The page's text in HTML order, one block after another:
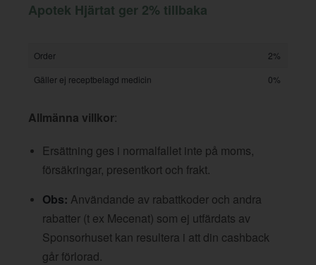
Apotek Hjärtat ger 2% tillbaka
Order
2%
Gäller ej receptbelagd medicin
0%
Allmänna villkor:
Ersättning ges i normalfallet inte på moms,
försäkringar, presentkort och frakt.
Obs: Användande av rabattkoder och andra
rabatter (t ex Mecenat) som ej utfärdats av
Sponsorhuset kan resultera i att din cashback
går förlorad.